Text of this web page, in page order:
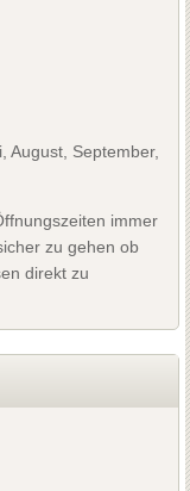
August, September,
immer
zu gehen ob
direkt zu